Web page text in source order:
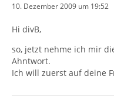
10. Dezember 2009 um 19:52
Hi divB,
so, jetzt nehme ich mir
Ahntwort.
Ich will zuerst auf deine